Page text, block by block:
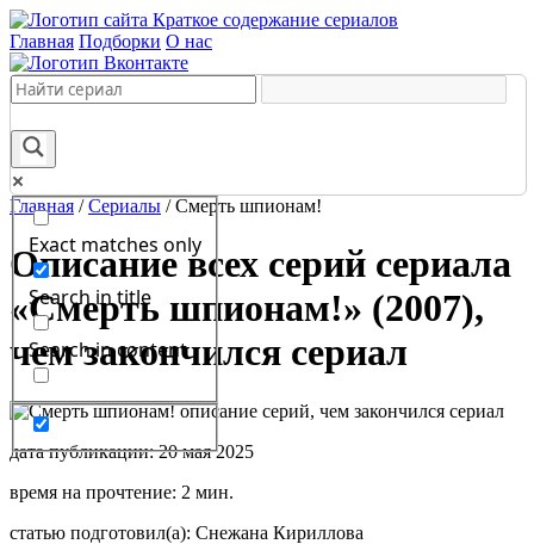
Краткое содержание сериалов
Главная Подборки О нас
Exact matches only
Search in title
Search in content
Главная /Сериалы /Смерть шпионам!
Описание всех серий сериала
«Смерть шпионам!» (2007),
чем закончился сериал
дата публикации: 20 мая 2025
время на прочтение: 2 мин.
статью подготовил(а): Снежана Кириллова